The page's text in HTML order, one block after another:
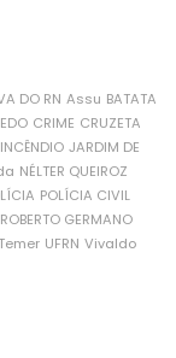
DO RN Assu BATATA
CRIME CRUZETA
INCÊNDIO JARDIM DE
NÉLTER QUEIROZ
POLÍCIA CIVIL
ROBERTO GERMANO
Temer UFRN Vivaldo